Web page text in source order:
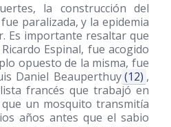
la construcción del
paralizada, y la epidemia
Es importante resaltar que
Espinal, fue acogido
opuesto de la misma, fue
Daniel Beauperthuy(12) ,
francés que trabajó en
un mosquito transmitía
años antes que el sabio